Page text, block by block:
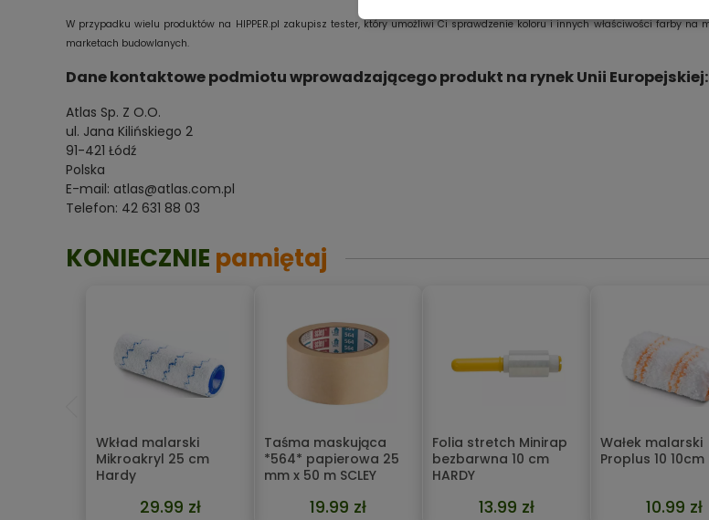
W przypadku wielu produktów na HIPPER.pl zakupisz tester, który umożliwi Ci sprawdzenie koloru i innych właściwości farby
marketach budowlanych.
Dane kontaktowe podmiotu wprowadzającego produkt na rynek Unii Europejskiej:
Atlas Sp. Z O.O.
ul. Jana Kilińskiego 2
91-421 Łódź
Polska
E-mail: atlas@atlas.com.pl
Telefon: 42 631 88 03
KONIECZNIE pamiętaj
Wkład malarski
Mikroakryl 25 cm
Hardy
29.99 zł
Taśma maskująca
*564* papierowa 25
mm x 50 m SCLEY
19.99 zł
Folia stretch Minirap
bezbarwna 10 cm
HARDY
13.99 zł
Wałek malarski
Proplus 10
10.99 zł